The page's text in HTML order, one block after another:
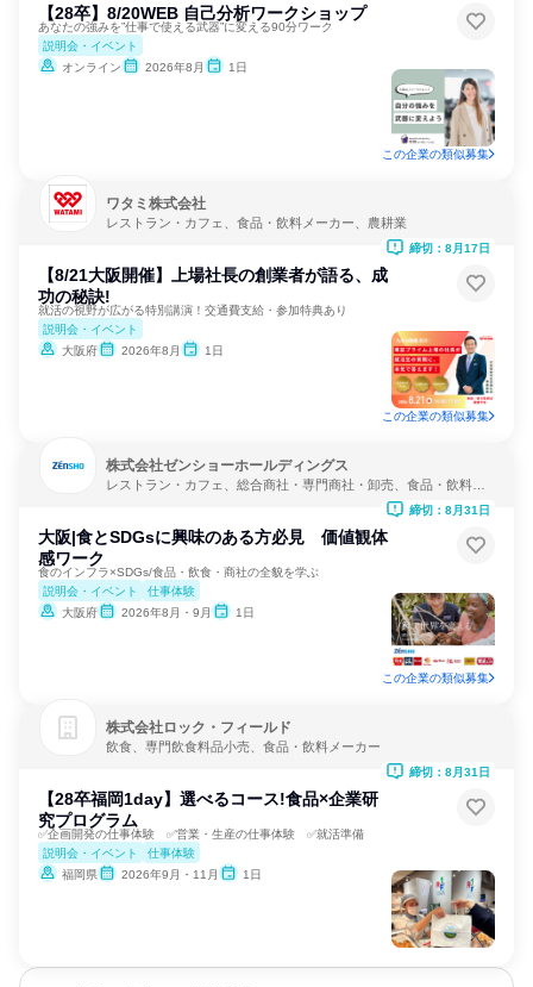
【28卒】8/20WEB 自己分析ワークショップ
あなたの強みを”仕事で使える武器”に変える90分ワーク
説明会・イベント
オンライン
2026年8月 1日
この企業の類似募集
ワタミ株式会社
レストラン・カフェ、食品・飲料メーカー、農耕業
【8/21大阪開催】上場社長の創業者が語る、成
功の秘訣!
就活の視野が広がる特別講演！交通費支給・参加特典あり
説明会・イベント
大阪府
2026年8月 1日
締切：8月17日
この企業の類似募集
株式会社ゼンショーホールディングス
レストラン・カフェ、総合商社・専門商社・卸売、食品・飲料メ
大阪|食とSDGsに興味のある方必見 価値観体
感ワーク
食のインフラ×SDGs/食品・飲食・商社の全貌を学ぶ
説明会・イベント
仕事体験
大阪府
2026年8月・9月 1日
締切：8月31日
この企業の類似募集
株式会社ロック・フィールド
飲食、専門飲食料品小売、食品・飲料メーカー
【28卒福岡1day】選べるコース!食品×企業研
究プログラム
✅企画開発の仕事体験 ✅営業・生産の仕事体験 ✅就活準備
説明会・イベント
仕事体験
福岡県
2026年9月・11月 1日
締切：8月31日